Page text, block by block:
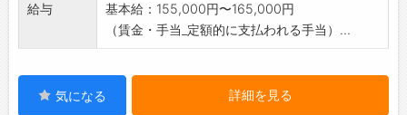
給与
基本給：155,000円〜165,000円
（賃金・手当_定額的に支払われる手当）...
気になる 詳細を見る